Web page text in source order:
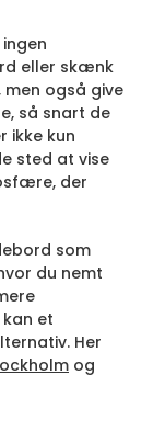
eller skænk
men også give
så snart de
ikke kun
sted at vise
der
som
du nemt
et
Her
og